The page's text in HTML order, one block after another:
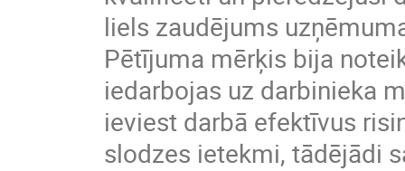
liels zaudējums
Pētījuma mērķis bija
iedarbojas uz darbinieka
ieviest darbā efektīvus
slodzes ietekmi, tādējādi